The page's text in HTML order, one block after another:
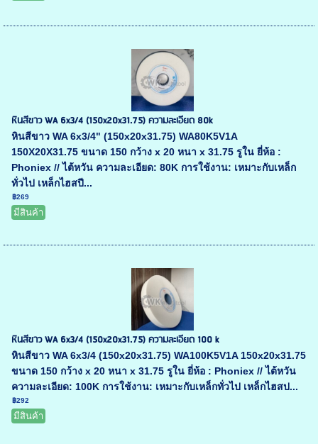
หินสีขาว WA 6x3/4 (150x20x31.75) ความละเอียด 80k
หินสีขาว WA 6x3/4" (150x20x31.75) WA80K5V1A
150X20X31.75 ขนาด 150 กว้าง x 20 หนา x 31.75 รูใน ยี่ห้อ :
Phoniex // ไต้หวัน ความละเอียด: 80K การใช้งาน: เหมาะกับเหล็ก
ทั่วไป เหล็กไฮสปี...
฿269
มีสินค้า
หินสีขาว WA 6x3/4 (150x20x31.75) ความละเอียด 100 k
หินสีขาว WA 6x3/4 (150x20x31.75) WA100K5V1A 150x20x31.75
ขนาด 150 กว้าง x 20 หนา x 31.75 รูใน ยี่ห้อ : Phoniex // ไต้หวัน
ความละเอียด: 100K การใช้งาน: เหมาะกับเหล็กทั่วไป เหล็กไฮสป...
฿292
มีสินค้า